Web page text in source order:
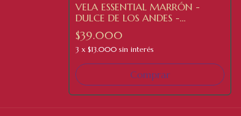
VELA ESSENTIAL MARRÓN -
DULCE DE LOS ANDES -
GOURMAND OUD - 280 ML
$39.000
3 x $13.000 sin interés